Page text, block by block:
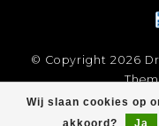
Wij slaan cookies op
akkoord?
Ja
© Copyright 2026